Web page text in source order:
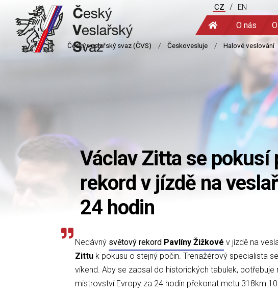
CZ / EN
O nás
Václav Zitta se pokusí
rekord v jízdě na
24 hodin
Nedávný světový rekord Pavlíny Žižkové v jízdě na
Zittu k pokusu o stejný počin. Trenažérový specialista
víkend. Aby se zapsal do historických tabulek,
mistrovství Evropy za 24 hodin překonat metu 318km